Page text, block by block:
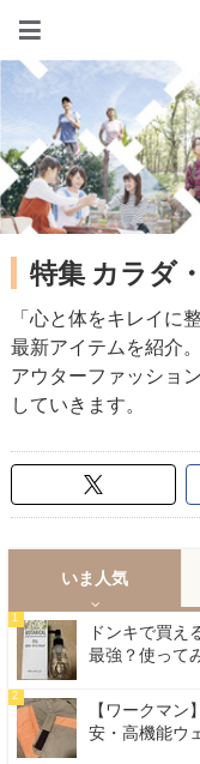
特集 カラダ
「心と体をキレイに
最新アイテムを紹介
アウターファッショ
していきます。
いま人気
1
ドンキで買え
最強？使って
2
【ワークマ
安・高機能ウ